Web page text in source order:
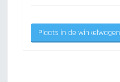
Plaats in de winkelwagen